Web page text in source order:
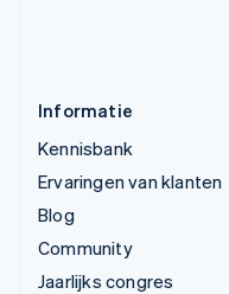
Informatie
Kennisbank
Ervaringen van klanten
Blog
Community
Jaarlijks congres